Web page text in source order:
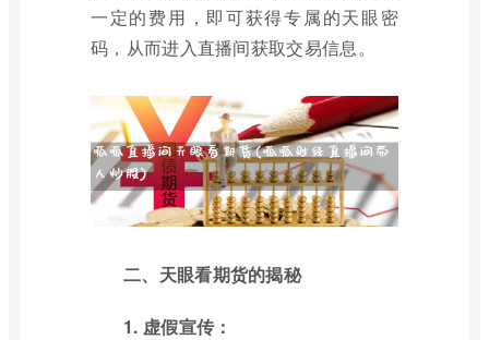
一定的费用，即可获得专属的天眼密
码，从而进入直播间获取交易信息。
二、天眼看期货的揭秘
1. 虚假宣传：